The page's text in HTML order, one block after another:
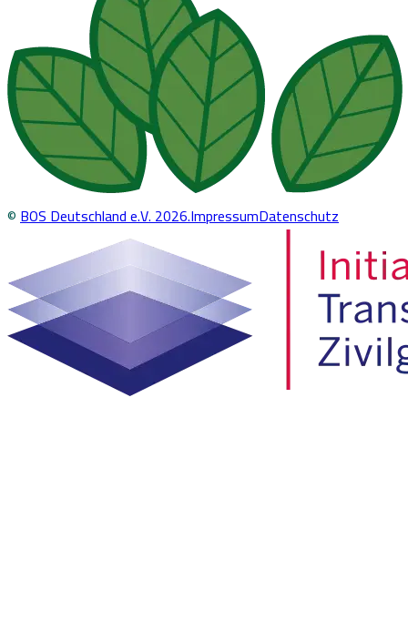
©BOS Deutschland e.V.2026.ImpressumDatenschutz